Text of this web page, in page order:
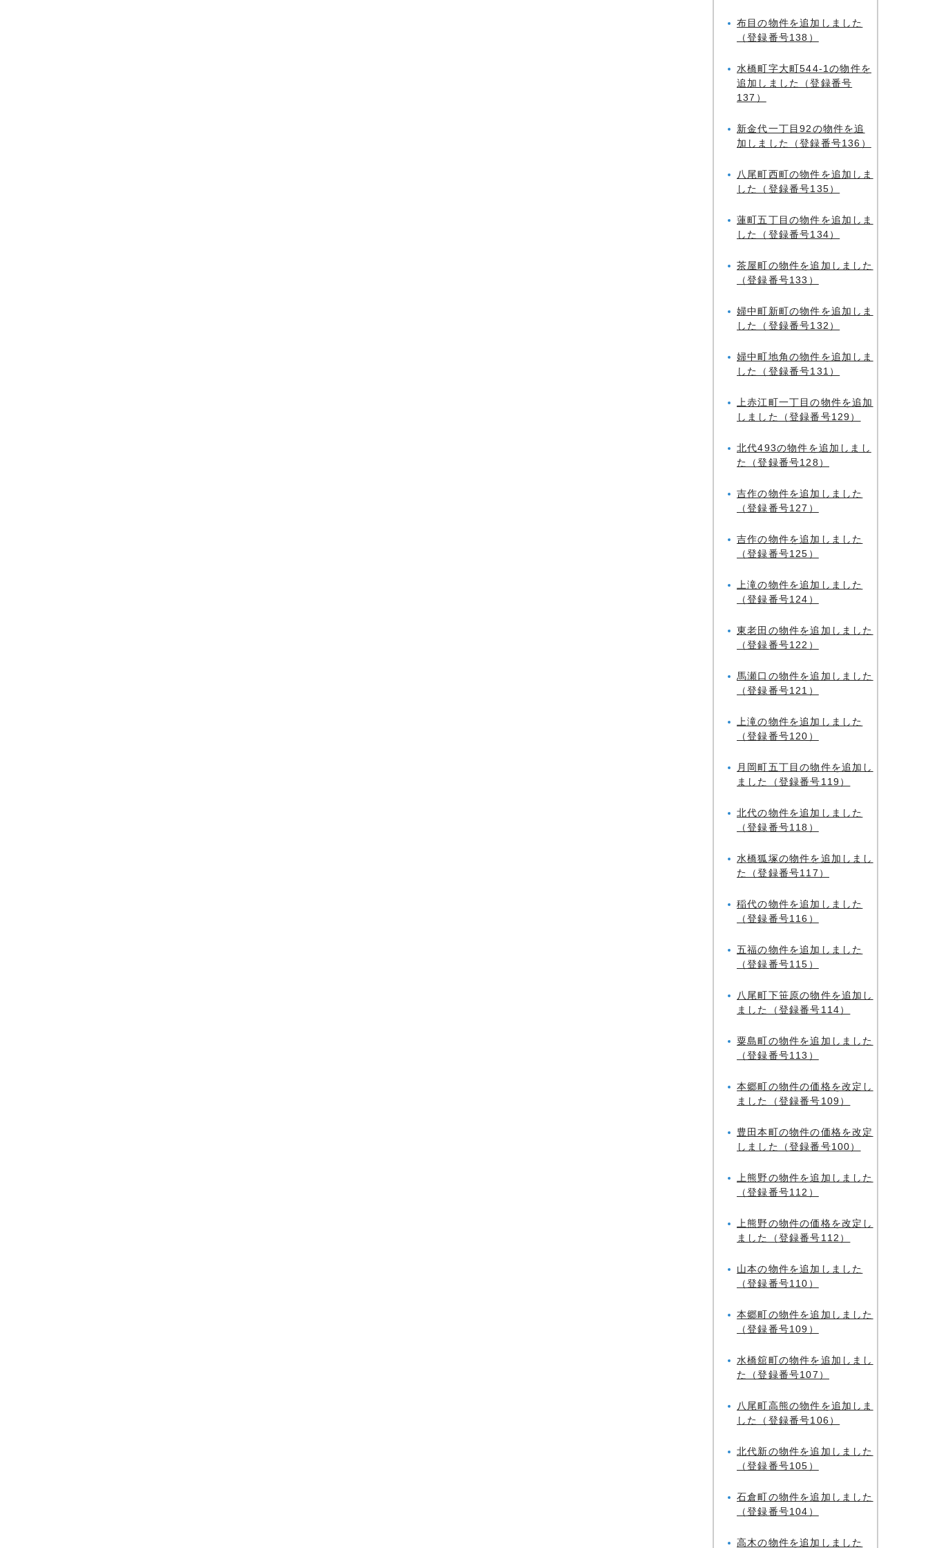
布目の物件を追加しました
（登録番号138）
水橋町字大町544-1の物件を
追加しました（登録番号
137）
新金代一丁目92の物件を追
加しました（登録番号136）
八尾町西町の物件を追加しま
した（登録番号135）
蓮町五丁目の物件を追加しま
した（登録番号134）
茶屋町の物件を追加しました
（登録番号133）
婦中町新町の物件を追加しま
した（登録番号132）
婦中町地角の物件を追加しま
した（登録番号131）
上赤江町一丁目の物件を追加
しました（登録番号129）
北代493の物件を追加しまし
た（登録番号128）
吉作の物件を追加しました
（登録番号127）
吉作の物件を追加しました
（登録番号125）
上滝の物件を追加しました
（登録番号124）
東老田の物件を追加しました
（登録番号122）
馬瀬口の物件を追加しました
（登録番号121）
上滝の物件を追加しました
（登録番号120）
月岡町五丁目の物件を追加し
ました（登録番号119）
北代の物件を追加しました
（登録番号118）
水橋狐塚の物件を追加しまし
た（登録番号117）
稲代の物件を追加しました
（登録番号116）
五福の物件を追加しました
（登録番号115）
八尾町下笹原の物件を追加し
ました（登録番号114）
粟島町の物件を追加しました
（登録番号113）
本郷町の物件の価格を改定し
ました（登録番号109）
豊田本町の物件の価格を改定
しました（登録番号100）
上熊野の物件を追加しました
（登録番号112）
上熊野の物件の価格を改定し
ました（登録番号112）
山本の物件を追加しました
（登録番号110）
本郷町の物件を追加しました
（登録番号109）
水橋舘町の物件を追加しまし
た（登録番号107）
八尾町高熊の物件を追加しま
した（登録番号106）
北代新の物件を追加しました
（登録番号105）
石倉町の物件を追加しました
（登録番号104）
高木の物件を追加しました